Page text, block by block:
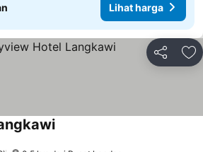
Lihat harga
Kongsi